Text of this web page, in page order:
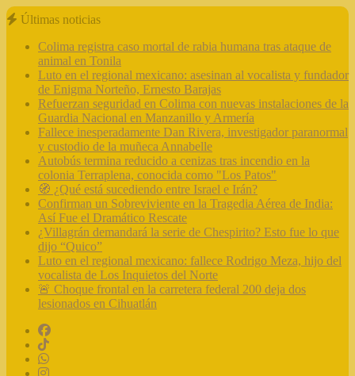
Últimas noticias
Colima registra caso mortal de rabia humana tras ataque de
animal en Tonila
Luto en el regional mexicano: asesinan al vocalista y fundador
de Enigma Norteño, Ernesto Barajas
Refuerzan seguridad en Colima con nuevas instalaciones de la
Guardia Nacional en Manzanillo y Armería
Fallece inesperadamente Dan Rivera, investigador paranormal
y custodio de la muñeca Annabelle
Autobús termina reducido a cenizas tras incendio en la
colonia Terraplena, conocida como "Los Patos"
🧭 ¿Qué está sucediendo entre Israel e Irán?
Confirman un Sobreviviente en la Tragedia Aérea de India:
Así Fue el Dramático Rescate
¿Villagrán demandará la serie de Chespirito? Esto fue lo que
dijo “Quico”
Luto en el regional mexicano: fallece Rodrigo Meza, hijo del
vocalista de Los Inquietos del Norte
🚨 Choque frontal en la carretera federal 200 deja dos
lesionados en Cihuatlán